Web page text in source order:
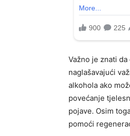
Važno je znati
naglašavajući
alkohola ako
povećanje
pojave. Osim
pomoći